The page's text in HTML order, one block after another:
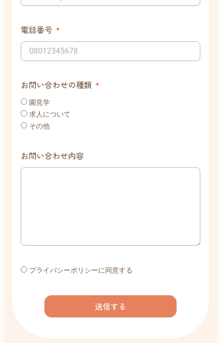
電話番号
お問い合わせの種類
園見学
求人について
その他
お問い合わせ内容
プライバシーポリシーに同意する
送信する